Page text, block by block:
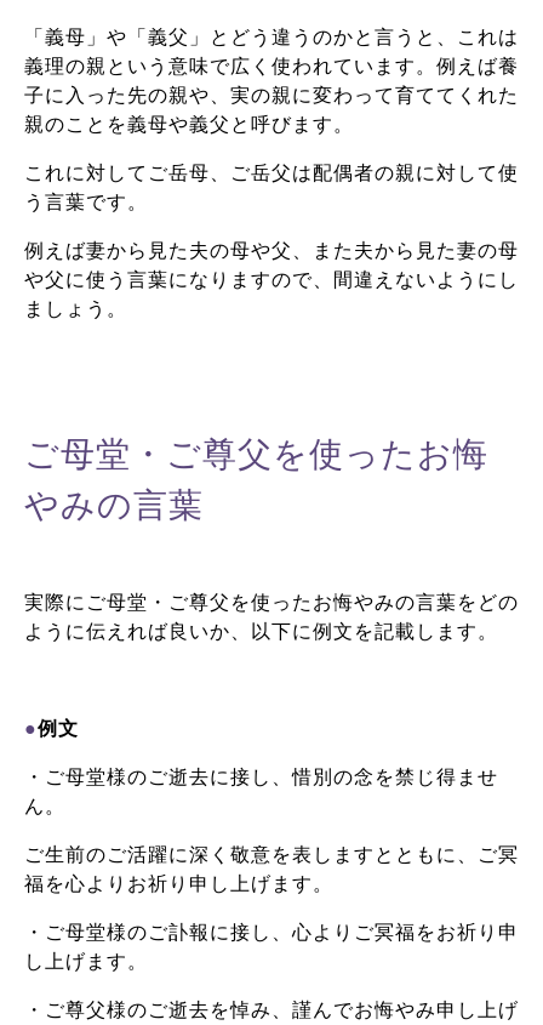
「義母」や「義父」とどう違うのかと言うと、これは
義理の親という意味で広く使われています。例えば養
子に入った先の親や、実の親に変わって育ててくれた
親のことを義母や義父と呼びます。
これに対してご岳母、ご岳父は配偶者の親に対して使
う言葉です。
例えば妻から見た夫の母や父、また夫から見た妻の母
や父に使う言葉になりますので、間違えないようにし
ましょう。
ご母堂・ご尊父を使ったお悔
やみの言葉
実際にご母堂・ご尊父を使ったお悔やみの言葉をどの
ように伝えれば良いか、以下に例文を記載します。
●例文
・ご母堂様のご逝去に接し、惜別の念を禁じ得ませ
ん。
ご生前のご活躍に深く敬意を表しますとともに、ご冥
福を心よりお祈り申し上げます。
・ご母堂様のご訃報に接し、心よりご冥福をお祈り申
し上げます。
・ご尊父様のご逝去を悼み、謹んでお悔やみ申し上げ